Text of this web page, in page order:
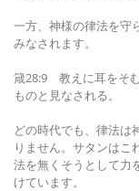
一方、神様の律法を守
みなされます。
箴28:9 教えに耳をそ
ものと見なされる。
どの時代でも、律法は
りません。サタンはこ
法を無くそうとして力
けています。